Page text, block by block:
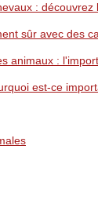
:
sûr avec des
animaux :
est-ce